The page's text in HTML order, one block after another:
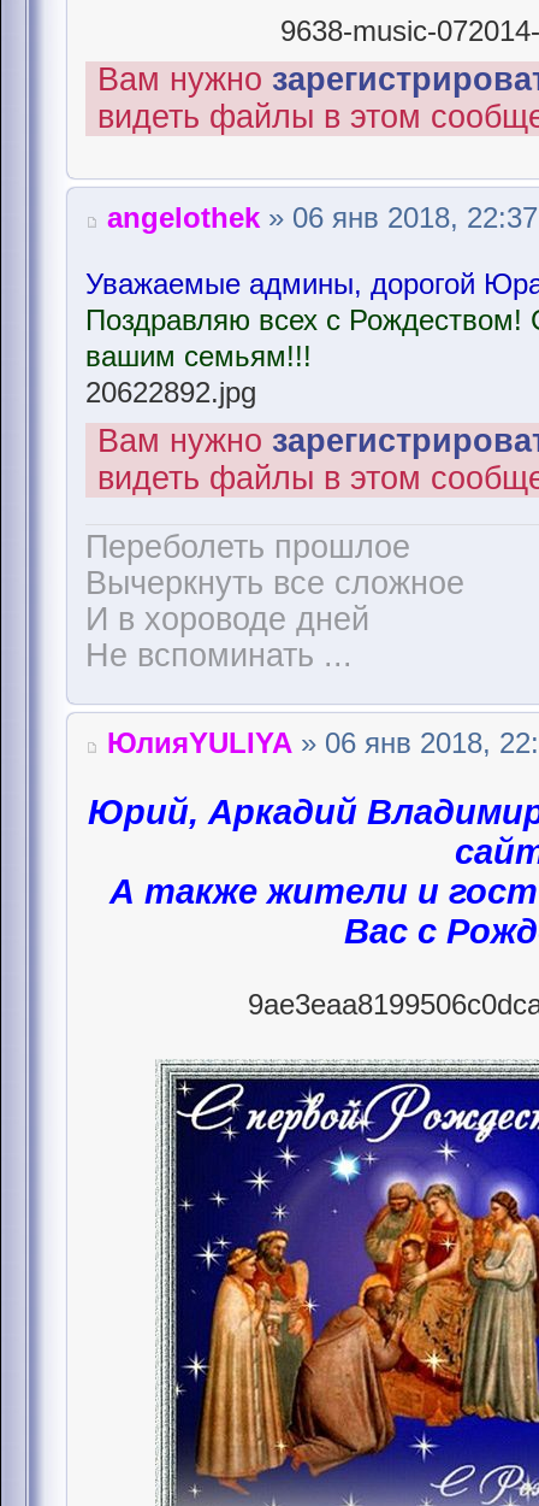
9638-music-
Вам нужно
видеть файлы в этом
angelothek » 06 янв 2018, 22:37
Уважаемые админы, дорогой
Поздравляю всех с
вашим семьям!!!
20622892.jpg
Вам нужно
видеть файлы в этом
Переболеть прошлое
Вычеркнуть все сложное
И в хороводе дней
Не вспоминать ...
ЮлияYULIYA » 06 янв 2018,
Юрий, Аркадий
А также жители и
Вас с